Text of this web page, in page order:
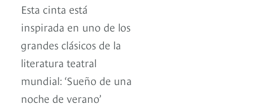
Esta cinta está
inspirada en uno de los
grandes clásicos de la
literatura teatral
mundial: ‘Sueño de una
noche de verano’